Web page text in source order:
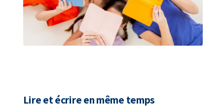
Lire et écrire en même temps